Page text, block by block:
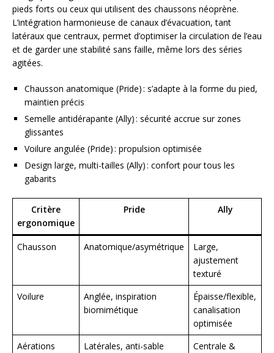
pieds forts ou ceux qui utilisent des chaussons néoprène.
L’intégration harmonieuse de canaux d’évacuation, tant
latéraux que centraux, permet d’optimiser la circulation de l’eau
et de garder une stabilité sans faille, même lors des séries
agitées.
Chausson anatomique (Pride) : s’adapte à la forme du pied,
maintien précis
Semelle antidérapante (Ally) : sécurité accrue sur zones
glissantes
Voilure angulée (Pride) : propulsion optimisée
Design large, multi-tailles (Ally) : confort pour tous les
gabarits
Critère
ergonomique
Pride Ally
Chausson Anatomique/asymétrique
Large,
ajustement
texturé
Voilure
Anglée, inspiration
biomimétique
Épaisse/flexible,
canalisation
optimisée
Aérations
Latérales, anti-sable
Centrale &